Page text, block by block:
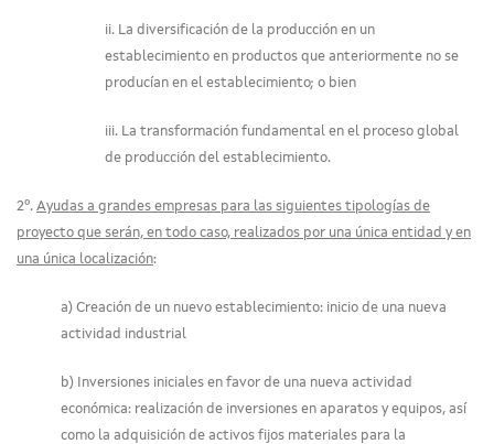
ii. La diversificación de la producción en un
establecimiento en productos que anteriormente no se
producían en el establecimiento; o bien
iii. La transformación fundamental en el proceso global
de producción del establecimiento.
2º. Ayudas a grandes empresas para las siguientes tipologías de
proyecto que serán, en todo caso, realizados por una única entidad y en
una única localización:
a) Creación de un nuevo establecimiento: inicio de una nueva
actividad industrial
b) Inversiones iniciales en favor de una nueva actividad
económica: realización de inversiones en aparatos y equipos, así
como la adquisición de activos fijos materiales para la